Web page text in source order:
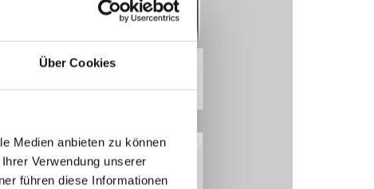
Über Cookies
Medien anbieten zu können
Verwendung unserer
führen diese Informationen